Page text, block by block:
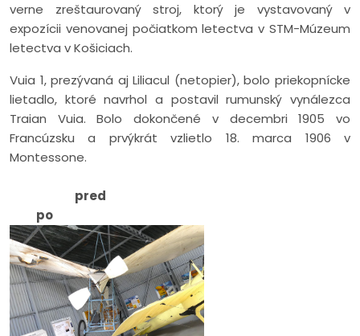
verne zreštaurovaný stroj, ktorý je vystavovaný v
expozícii venovanej počiatkom letectva v STM-Múzeum
letectva v Košiciach.
Vuia 1, prezývaná aj Liliacul (netopier), bolo priekopnícke
lietadlo, ktoré navrhol a postavil rumunský vynálezca
Traian Vuia. Bolo dokončené v decembri 1905 vo
Francúzsku a prvýkrát vzlietlo 18. marca 1906 v
Montessone.
pred
po